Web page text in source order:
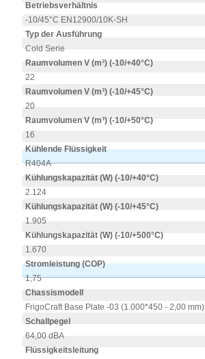
Betriebsverhältnis
-10/45°C EN12900/10K-SH
Typ der Ausführung
Cold Serie
Raumvolumen V (m³) (-10/+40°C)
22
Raumvolumen V (m³) (-10/+45°C)
20
Raumvolumen V (m³) (-10/+50°C)
16
Kühlende Flüssigkeit
R404A
Kühlungskapazität (W) (-10/+40°C)
2.124
Kühlungskapazität (W) (-10/+45°C)
1.905
Kühlungskapazität (W) (-10/+500°C)
1.670
Stromleistung (COP)
1,75
Chassismodell
FrigoCraft Base Plate -03 (1.000*450 - 2,00 mm)
Schallpegel
64,00 dBA
Flüssigkeitsleitung